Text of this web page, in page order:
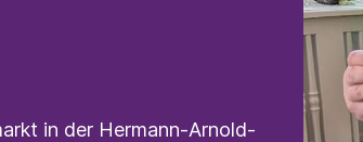
in der Hermann-Arnold-